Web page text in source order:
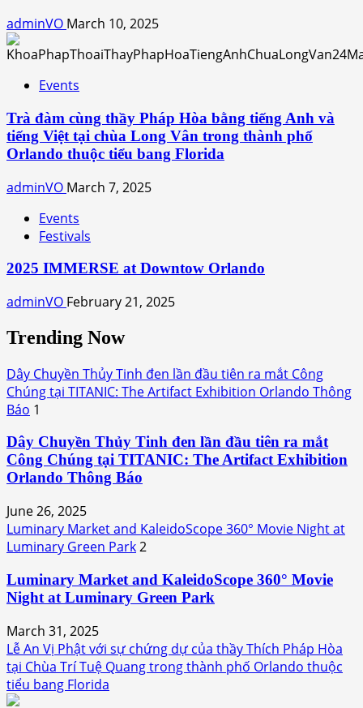
adminVO March 10, 2025
Events
Trà đàm cùng thầy Pháp Hòa bằng tiếng Anh và
tiếng Việt tại chùa Long Vân trong thành phố
Orlando thuộc tiểu bang Florida
adminVO March 7, 2025
Events
Festivals
2025 IMMERSE at Downtow Orlando
adminVO February 21, 2025
Trending Now
Dây Chuyền Thủy Tinh đen lần đầu tiên ra mắt Công
Chúng tại TITANIC: The Artifact Exhibition Orlando Thông
Báo 1
Dây Chuyền Thủy Tinh đen lần đầu tiên ra mắt
Công Chúng tại TITANIC: The Artifact Exhibition
Orlando Thông Báo
June 26, 2025
Luminary Market and KaleidoScope 360° Movie Night at
Luminary Green Park2
Luminary Market and KaleidoScope 360° Movie
Night at Luminary Green Park
March 31, 2025
Lễ An Vị Phật với sự chứng dự của thầy Thích Pháp Hòa
tại Chùa Trí Tuệ Quang trong thành phố Orlando thuộc
tiểu bang Florida